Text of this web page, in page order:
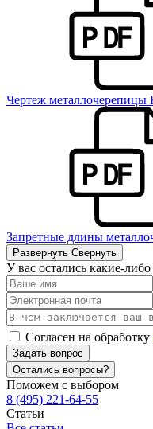
Чертеж металлочерепицы
Запретные длины
Развернуть Свернуть
У вас остались какие-
Согласен на обработку
Задать вопрос
Остались вопросы?
Поможем с выбором
8 (495) 221-64-55
Статьи